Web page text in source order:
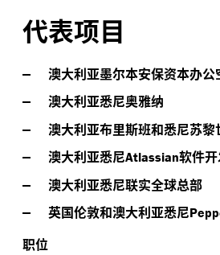
代表项目
澳大利亚墨尔本安保资本办公
澳大利亚悉尼奥雅纳
澳大利亚布里斯班和悉尼苏黎
澳大利亚悉尼Atlassian软件
澳大利亚悉尼联实全球总部
英国伦敦和澳大利亚悉尼
职位